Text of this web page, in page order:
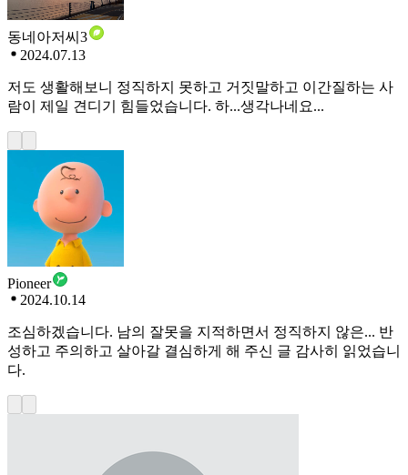
동네아저씨3
2024.07.13
저도 생활해보니 정직하지 못하고 거짓말하고 이간질하는 사
람이 제일 견디기 힘들었습니다. 하...생각나네요...
Pioneer
2024.10.14
조심하겠습니다. 남의 잘못을 지적하면서 정직하지 않은... 반
성하고 주의하고 살아갈 결심하게 해 주신 글 감사히 읽었습니
다.